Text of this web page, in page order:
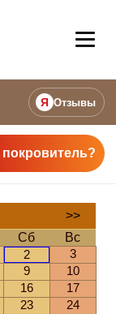
Я Отзывы
>>
Сб
Вс
2
3
9
10
16
17
23
24